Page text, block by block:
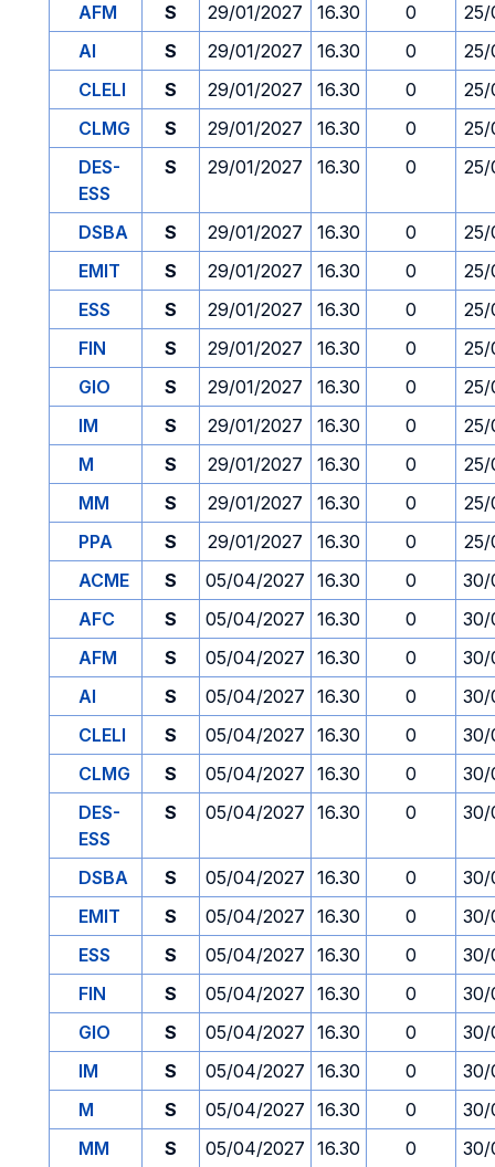
AFM
S 29/01/2027 16.30 0
25/
AI
S 29/01/2027 16.30 0
25/
CLELI
S 29/01/2027 16.30 0
25/
CLMG
S 29/01/2027 16.30 0
25/
DES-
ESS
S 29/01/2027 16.30 0 25/
DSBA S 29/01/2027 16.30 0
25/
EMIT
S 29/01/2027 16.30 0
25/
ESS
S 29/01/2027 16.30 0
25/
FIN
S 29/01/2027 16.30 0
25/
GIO
S 29/01/2027 16.30 0
25/
IM
S 29/01/2027 16.30 0
25/
M
S 29/01/2027 16.30 0
25/
MM
S 29/01/2027 16.30 0
25/
PPA
S 29/01/2027 16.30 0
25/
ACME
S 05/04/2027 16.30 0
30/
AFC
S 05/04/2027 16.30 0
30/
AFM
S 05/04/2027 16.30 0
30/
AI
S 05/04/2027 16.30 0
30/
CLELI
S 05/04/2027 16.30 0
30/
CLMG
S 05/04/2027 16.30 0
30/
DES-
ESS
S 05/04/2027 16.30 0 30/
DSBA S 05/04/2027 16.30 0
30/
EMIT
S 05/04/2027 16.30 0
30/
ESS
S 05/04/2027 16.30 0
30/
FIN
S 05/04/2027 16.30 0
30/
GIO
S 05/04/2027 16.30 0
30/
IM
S 05/04/2027 16.30 0
30/
M
S 05/04/2027 16.30 0
30/
MM
S 05/04/2027 16.30 0 30/